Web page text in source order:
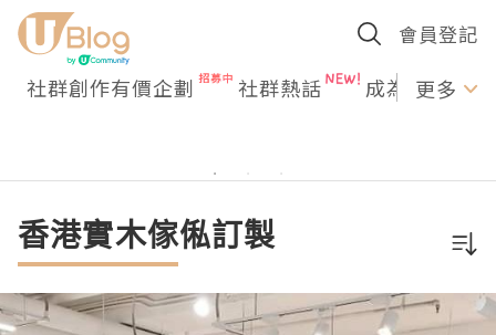
會員登記
社群創作有價企劃 社群熱話 成為U更多
香港實木傢俬訂製